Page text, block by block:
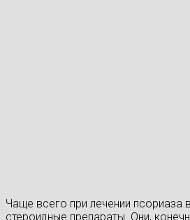
Чаще всего при лечении псориаза
стероидные препараты. Они,